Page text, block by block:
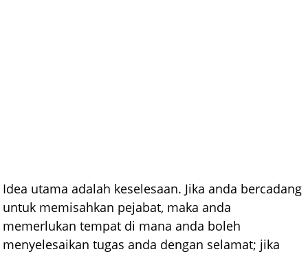
Idea utama adalah keselesaan. Jika anda bercadang
untuk memisahkan pejabat, maka anda
memerlukan tempat di mana anda boleh
menyelesaikan tugas anda dengan selamat; jika